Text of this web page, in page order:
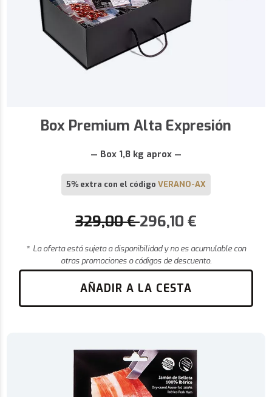
Box Premium Alta Expresión
— Box 1,8 kg aprox —
5% extra con el código VERANO-AX
329,00€ 296,10 €
* La oferta está sujeta a disponibilidad y no es acumulable con
otras promociones o códigos de descuento.
AÑADIR A LA CESTA